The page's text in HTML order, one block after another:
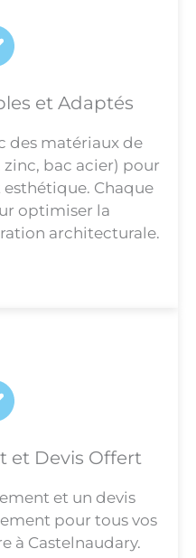
et Adaptés
des matériaux de
bac acier) pour
Chaque
optimiser la
architecturale.
et Devis Offert
et un devis
pour tous vos
à Castelnaudary.